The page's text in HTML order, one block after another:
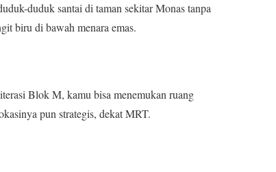
duduk santai di taman sekitar Monas tanpa
biru di bawah menara emas.
Blok M, kamu bisa menemukan ruang
pun strategis, dekat MRT.